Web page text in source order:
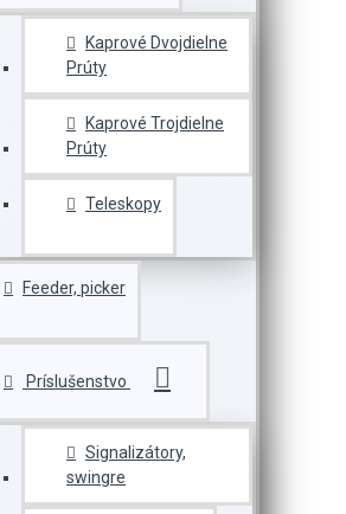
Kaprové Dvojdielne
Prúty
Kaprové Trojdielne
Prúty
Teleskopy
Feeder, picker
Príslušenstvo
Signalizátory,
swingre